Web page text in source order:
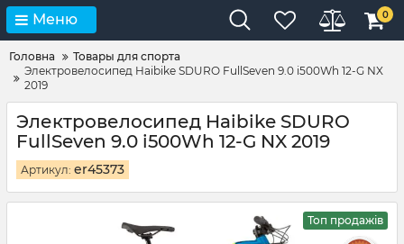
Меню 0
Головна
Товары для спорта
Электровелосипед Haibike SDURO FullSeven 9.0 i500Wh 12-G NX
2019
Электровелосипед Haibike SDURO
FullSeven 9.0 i500Wh 12-G NX 2019
Артикул: er45373
Топ продажів